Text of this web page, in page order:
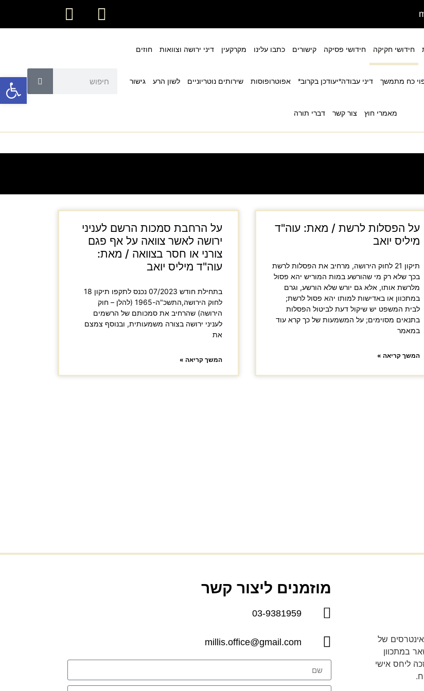
חידושי חקיקה חידושי פסיקה קישורים כתבו עלינו מקרקעין דיני ירושה וצוואות חוזים
כח מתמשך דיני עבודה*יעודכן בקרוב* אפוטרופוסות שירותים נוטריוניים לשון הרע גישור
מאמרי חוץ צור קשר דברי תורה
על הפסלות לרשת / מאת: עוה"ד
מיליס יואב
תיקון 21 לחוק הירושה, מרחיב את הפסלות לרשת
בכך שלא רק מי שהורשע במות המוריש יהא פסול
מלרשת אותו, אלא גם יורש שלא הורשע, וגרם
במתכוון או באדישות למותו יהא פסול לרשת;
לבית המשפט יש שיקול דעת לביטול הפסלות
בתנאים מסוימים; על המשמעות של כך קרא עוד
במאמר
המשך קריאה »
על הרחבת סמכות הרשם לעניני
ירושה לאשר צוואה על אף פגם
צורני או חסר בצוואה / מאת:
עוה"ד מיליס יואב
בתחילת חודש 07/2023 נכנס לתקפו תיקון 18
לחוק הירושה,התשכ"ה-1965 (להלן – חוק
הירושה) שהרחיב את סמכותם של הרשמים
לעניני ירושה בצורה משמעותית, ובנוסף צמצם
את
המשך קריאה »
של
במתכוון
ליחס אישי
מוזמנים ליצור קשר
03-9381959
millis.office@gmail.com